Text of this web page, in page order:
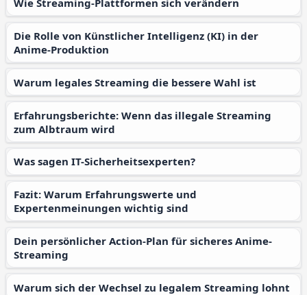
Wie Streaming-Plattformen sich verändern
Die Rolle von Künstlicher Intelligenz (KI) in der
Anime-Produktion
Warum legales Streaming die bessere Wahl ist
Erfahrungsberichte: Wenn das illegale Streaming
zum Albtraum wird
Was sagen IT-Sicherheitsexperten?
Fazit: Warum Erfahrungswerte und
Expertenmeinungen wichtig sind
Dein persönlicher Action-Plan für sicheres Anime-
Streaming
Warum sich der Wechsel zu legalem Streaming lohnt